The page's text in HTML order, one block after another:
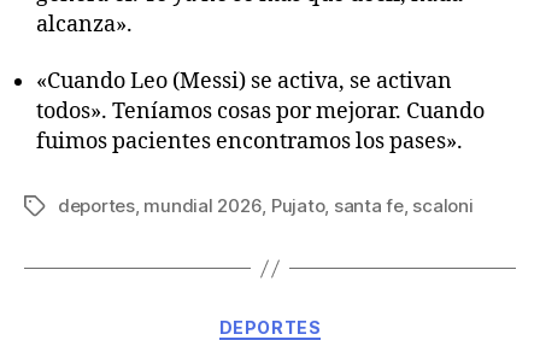
alcanza».
«Cuando Leo (Messi) se activa, se activan
todos». Teníamos cosas por mejorar. Cuando
fuimos pacientes encontramos los pases».
deportes, mundial 2026, Pujato, santa fe, scaloni
DEPORTES